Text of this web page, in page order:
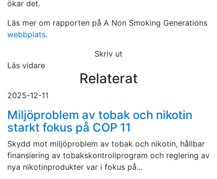
ökar det.
Läs mer om rapporten på A Non Smoking Generations
webbplats.
Skriv ut
Läs vidare
Relaterat
2025-12-11
Miljöproblem av tobak och nikotin
starkt fokus på COP 11
Skydd mot miljöproblem av tobak och nikotin, hållbar
finansiering av tobakskontrollprogram och reglering av
nya nikotinprodukter var i fokus på...